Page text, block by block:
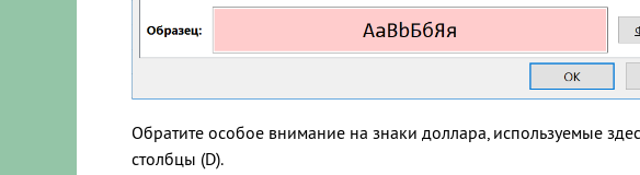
Обратите особое внимание на знаки доллара, используемые
столбцы (D).